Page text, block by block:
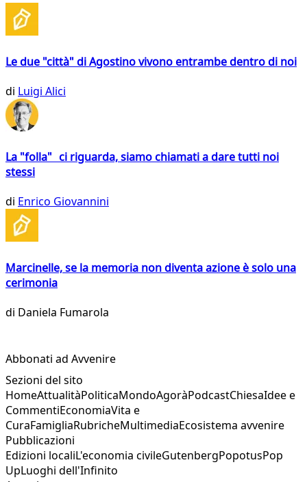
Le due "città" di Agostino vivono entrambe dentro di noi
di Luigi Alici
La "folla" ci riguarda, siamo chiamati a dare tutti noi
stessi
di Enrico Giovannini
Marcinelle, se la memoria non diventa azione è solo una
cerimonia
di Daniela Fumarola
Abbonati ad Avvenire
Sezioni del sito
HomeAttualitàPoliticaMondoAgoràPodcastChiesaIdee e
CommentiEconomiaVita e
CuraFamigliaRubricheMultimediaEcosistema avvenire
Pubblicazioni
Edizioni localiL'economia civileGutenbergPopotusPop
UpLuoghi dell'Infinito